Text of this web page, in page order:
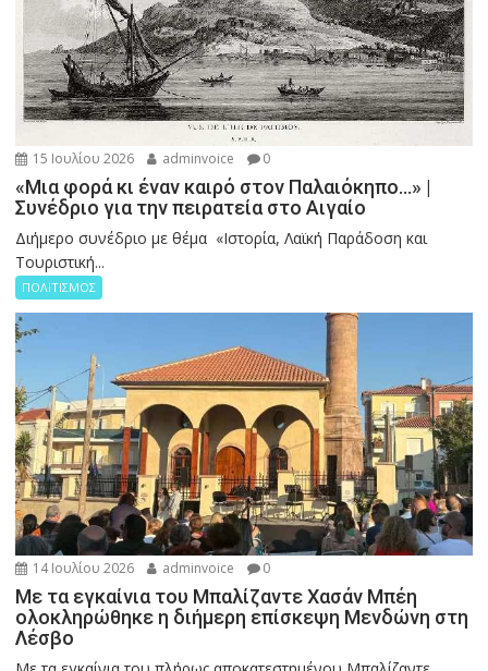
15 Ιουλίου 2026 adminvoice 0
«Μια φορά κι έναν καιρό στον Παλαιόκηπο…» |
Συνέδριο για την πειρατεία στο Αιγαίο
Διήμερο συνέδριο με θέμα «Ιστορία, Λαϊκή Παράδοση και
Τουριστική...
ΠΟΛΙΤΙΣΜΟΣ
14 Ιουλίου 2026 adminvoice 0
Με τα εγκαίνια του Μπαλίζαντε Χασάν Μπέη
ολοκληρώθηκε η διήμερη επίσκεψη Μενδώνη στη
Λέσβο